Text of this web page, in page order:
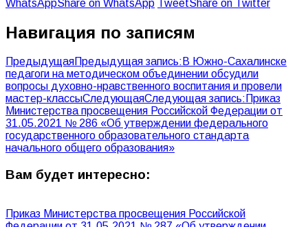
WhatsAppShare on WhatsApp TweetShare on Twitter
Навигация по записям
ПредыдущаяПредыдущая запись: В Южно-Сахалинске
педагоги на методическом объединении обсудили
вопросы духовно-нравственного воспитания и провели
мастер-классыСледующаяСледующая запись: Приказ
Министерства просвещения Российской Федерации от
31.05.2021 № 286 «Об утверждении федерального
государственного образовательного стандарта
начального общего образования»
Вам будет интересно:
Приказ Министерства просвещения Российской